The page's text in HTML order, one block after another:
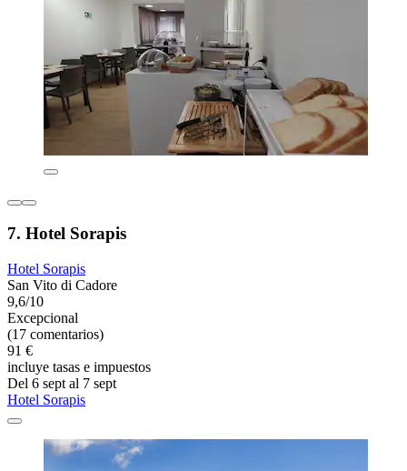
7. Hotel Sorapis
Hotel Sorapis
San Vito di Cadore
9,6/10
Excepcional
(17 comentarios)
91 €
incluye tasas e impuestos
Del 6 sept al 7 sept
Hotel Sorapis